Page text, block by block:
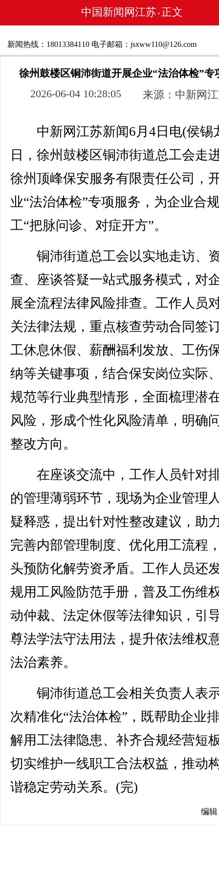
中国新闻网江苏 • 正文
新闻热线：18013384110 电子邮箱：jsxww110@126.com
徐州鼓楼区铜沛街道开展企业“法治体检”专
2026-06-04 10:28:05 来源：中新网
中新网江苏新闻6月4日电(侯锡
日，徐州鼓楼区铜沛街道总工会走
徐州顶峰保安服务有限责任公司，
业“法治体检”专项服务，为企业合
工“把脉问诊、对症开方”。
铜沛街道总工会以实地走访、
查、座谈答疑一站式服务模式，对
展全流程法律风险排查。工作人员
关法律法规，重点核查劳动合同签
工休息休假、薪酬福利发放、工伤
纳等关键事项，结合保安岗位实际
规范等行业典型情形，全面梳理潜
风险，形成个性化风险清单，明确
整改方向。
在座谈交流中，工作人员针对
的管理薄弱环节，现场为企业管理
疑释惑，提出针对性整改建议，助
完善内部管理制度、优化用工流程
头预防化解劳资矛盾。工作人员还
规用工风险防范手册，普及工伤维
动仲裁、法定休假等法律知识，引
尊法学法守法用法，提升依法维权
法治素养。
铜沛街道总工会相关负责人表
次精准化“法治体检”，既帮助企业
解用工法律隐患、补齐合规经营短
切实维护一线职工合法权益，推动
谐稳定劳动关系。(完)
编